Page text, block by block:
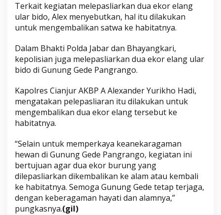
Terkait kegiatan melepasliarkan dua ekor elang
ular bido, Alex menyebutkan, hal itu dilakukan
untuk mengembalikan satwa ke habitatnya.
Dalam Bhakti Polda Jabar dan Bhayangkari,
kepolisian juga melepasliarkan dua ekor elang ular
bido di Gunung Gede Pangrango.
Kapolres Cianjur AKBP A Alexander Yurikho Hadi,
mengatakan pelepasliaran itu dilakukan untuk
mengembalikan dua ekor elang tersebut ke
habitatnya.
“Selain untuk memperkaya keanekaragaman
hewan di Gunung Gede Pangrango, kegiatan ini
bertujuan agar dua ekor burung yang
dilepasliarkan dikembalikan ke alam atau kembali
ke habitatnya. Semoga Gunung Gede tetap terjaga,
dengan keberagaman hayati dan alamnya,”
pungkasnya.(gil)